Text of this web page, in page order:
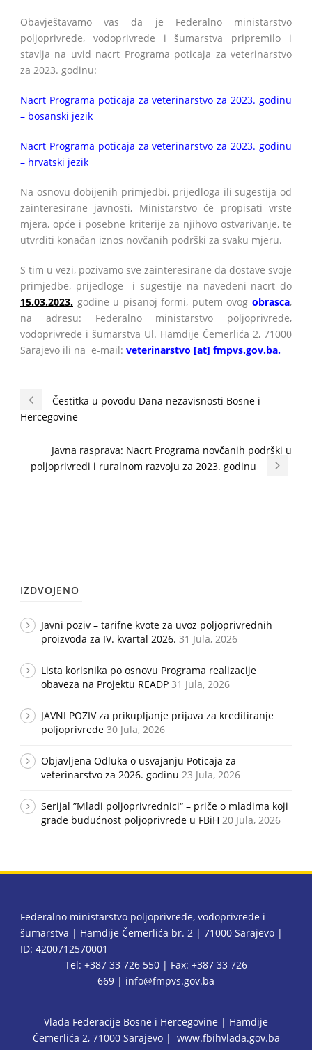
Obavještavamo vas da je Federalno ministarstvo
poljoprivrede, vodoprivrede i šumarstva pripremilo i
stavlja na uvid nacrt Programa poticaja za veterinarstvo
za 2023. godinu:
Nacrt Programa poticaja za veterinarstvo za 2023. godinu
– bosanski jezik
Nacrt Programa poticaja za veterinarstvo za 2023. godinu
– hrvatski jezik
Na osnovu dobijenih primjedbi, prijedloga ili sugestija od
zainteresirane javnosti, Ministarstvo će propisati vrste
mjera, opće i posebne kriterije za njihovo ostvarivanje, te
utvrditi konačan iznos novčanih podrški za svaku mjeru.
S tim u vezi, pozivamo sve zainteresirane da dostave svoje
primjedbe, prijedloge i sugestije na navedeni nacrt do
15.03.2023. godine u pisanoj formi, putem ovog obrasca,
na adresu: Federalno ministarstvo poljoprivrede,
vodoprivrede i šumarstva Ul. Hamdije Čemerlića 2, 71000
Sarajevo ili na e-mail: veterinarstvo [at] fmpvs.gov.ba.
Čestitka u povodu Dana nezavisnosti Bosne i
Hercegovine
Javna rasprava: Nacrt Programa novčanih podrški u
poljoprivredi i ruralnom razvoju za 2023. godinu
IZDVOJENO
Javni poziv – tarifne kvote za uvoz poljoprivrednih
proizvoda za IV. kvartal 2026. 31 Jula, 2026
Lista korisnika po osnovu Programa realizacije
obaveza na Projektu READP 31 Jula, 2026
JAVNI POZIV za prikupljanje prijava za kreditiranje
poljoprivrede 30 Jula, 2026
Objavljena Odluka o usvajanju Poticaja za
veterinarstvo za 2026. godinu 23 Jula, 2026
Serijal ”Mladi poljoprivrednici“ – priče o mladima koji
grade budućnost poljoprivrede u FBiH 20 Jula, 2026
Federalno ministarstvo poljoprivrede, vodoprivrede i
šumarstva | Hamdije Čemerlića br. 2 | 71000 Sarajevo |
ID: 4200712570001
Tel: +387 33 726 550 | Fax: +387 33 726
669 | info@fmpvs.gov.ba
Vlada Federacije Bosne i Hercegovine | Hamdije
Čemerlića 2, 71000 Sarajevo | www.fbihvlada.gov.ba